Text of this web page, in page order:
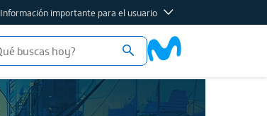
Información importante para el usuario